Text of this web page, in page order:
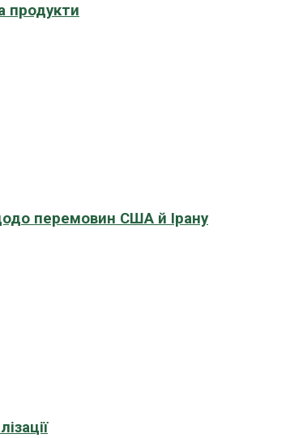
продукти
перемовин США й Ірану